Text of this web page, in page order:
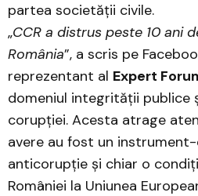
partea societății civile.
„CCR a distrus peste 10 ani
România”, a scris pe
reprezentant al Expert
domeniul integrității publice
corupției. Acesta atrage
avere au fost un
anticorupție și chiar o
României la Uniunea